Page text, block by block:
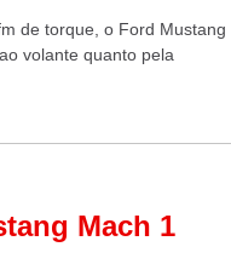
de torque, o Ford Mustang
volante quanto pela
Mach 1